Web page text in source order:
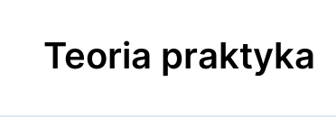
contentTeoria praktyka